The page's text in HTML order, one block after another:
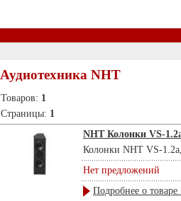
Аудиотехника NHT
Товаров: 1
Страницы: 1
NHT Колонки VS-
Колонки NHT VS-
Нет предложений
Подробнее о товаре